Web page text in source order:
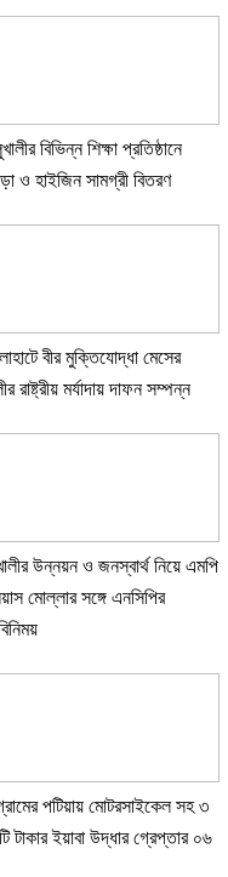
বিভিন্ন শিক্ষা প্রতিষ্ঠানে
ও হাইজিন সামগ্রী বিতরণ
বীর মুক্তিযোদ্ধা মেসের
রাষ্ট্রীয় মর্যাদায় দাফন সম্পন্ন
উন্নয়ন ও জনস্বার্থ নিয়ে এমপি
মোল্লার সঙ্গে এনসিপির
পটিয়ায় মোটরসাইকেল সহ ৩
টাকার ইয়াবা উদ্ধার গ্রেপ্তার ০৬